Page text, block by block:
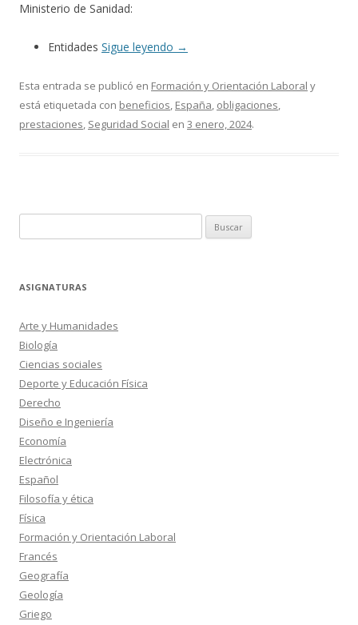
Ministerio de Sanidad:
Entidades Sigue leyendo →
Esta entrada se publicó en Formación y Orientación Laboral y
está etiquetada con beneficios, España, obligaciones,
prestaciones, Seguridad Social en 3 enero, 2024.
ASIGNATURAS
Arte y Humanidades
Biología
Ciencias sociales
Deporte y Educación Física
Derecho
Diseño e Ingeniería
Economía
Electrónica
Español
Filosofía y ética
Física
Formación y Orientación Laboral
Francés
Geografía
Geología
Griego